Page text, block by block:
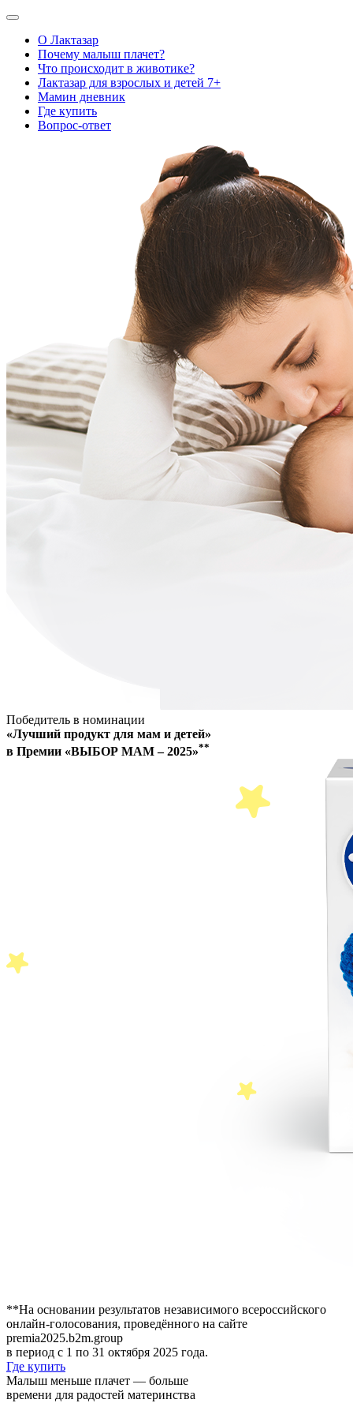
О Лактазар
Почему малыш плачет?
Что происходит в животике?
Лактазар для взрослых и детей 7+
Мамин дневник
Где купить
Вопрос-ответ
Победитель в номинации
«Лучший продукт для мам и детей»
в Премии «ВЫБОР МАМ – 2025»**
**На основании результатов независимого всероссийского
онлайн-голосования, проведённого на сайте
premia2025.b2m.group
в период с 1 по 31 октября 2025 года.
Где купить
Малыш меньше плачет — больше
времени для радостей материнства